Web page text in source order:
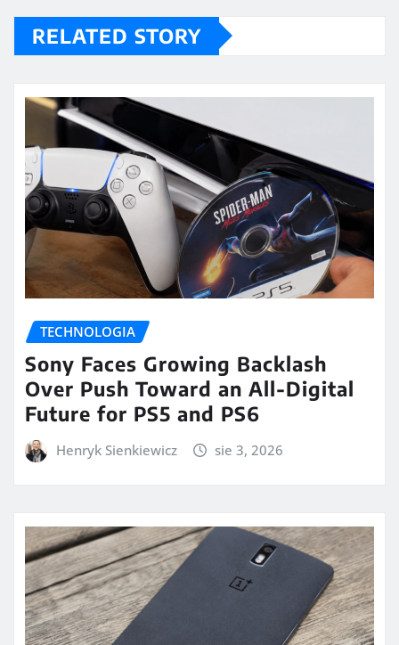
RELATED STORY
TECHNOLOGIA
Sony Faces Growing Backlash
Over Push Toward an All-Digital
Future for PS5 and PS6
Henryk Sienkiewicz sie 3, 2026